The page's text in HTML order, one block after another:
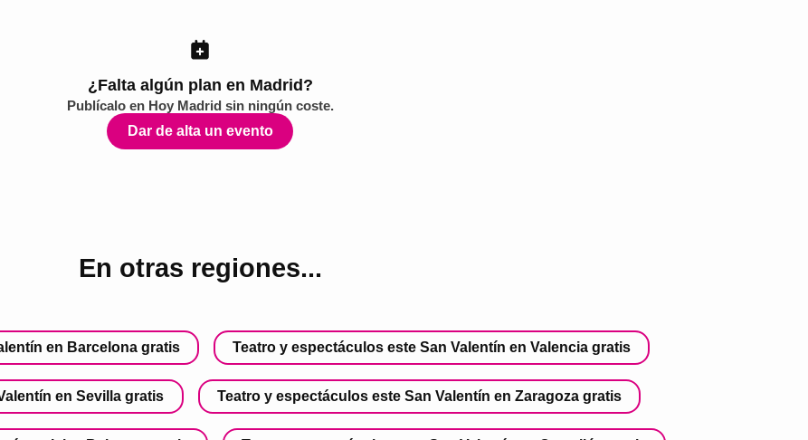
¿Falta algún plan en Madrid?
Publícalo en Hoy Madrid sin ningún coste.
Dar de alta un evento
En otras regiones...
en Barcelona gratis Teatro y espectáculos este San Valentín en Valencia gratis
en Sevilla gratis Teatro y espectáculos este San Valentín en Zaragoza gratis